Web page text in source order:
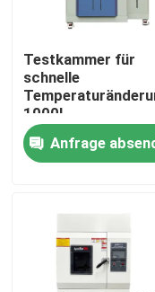
Heim
VR-Show
Testkammer für
schnelle
1000L
Anfrage